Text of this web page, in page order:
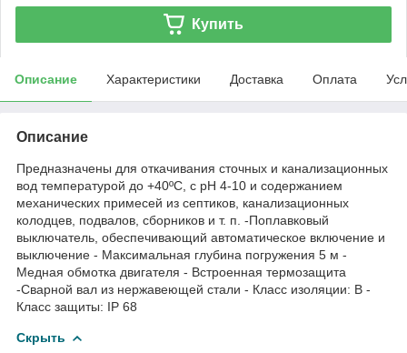
Купить
Описание Характеристики Доставка Оплата
Описание
Предназначены для откачивания сточных и канализационных
вод температурой до +40ºС, с рН 4-10 и содержанием
механических примесей из септиков, канализационных
колодцев, подвалов, сборников и т. п. -Поплавковый
выключатель, обеспечивающий автоматическое включение и
выключение - Максимальная глубина погружения 5 м -
Медная обмотка двигателя - Встроенная термозащита
-Сварной вал из нержавеющей стали - Класс изоляции: В -
Класс защиты: IP 68
Скрыть